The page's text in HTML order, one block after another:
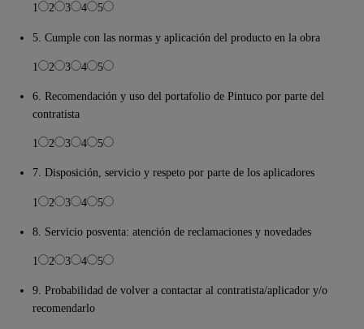
1 2 3 4 5
5. Cumple con las normas y aplicación del producto en la obra
1 2 3 4 5
6. Recomendación y uso del portafolio de Pintuco por parte del
contratista
1 2 3 4 5
7. Disposición, servicio y respeto por parte de los aplicadores
1 2 3 4 5
8. Servicio posventa: atención de reclamaciones y novedades
1 2 3 4 5
9. Probabilidad de volver a contactar al contratista/aplicador y/o
recomendarlo